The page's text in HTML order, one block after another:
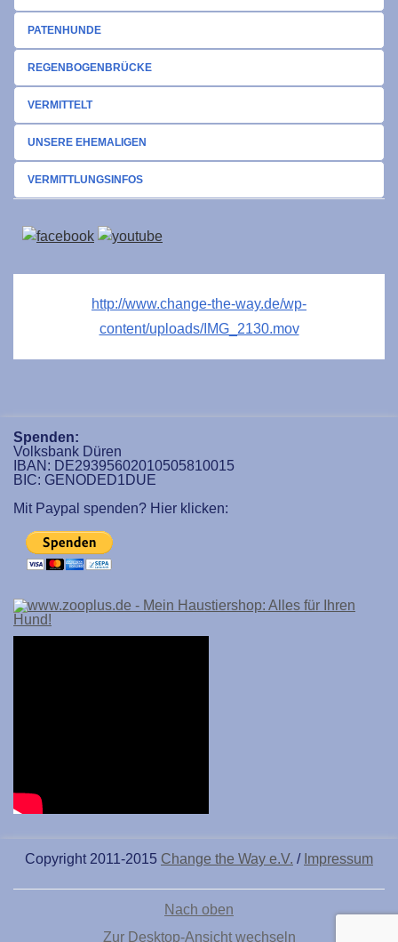
PATENHUNDE
REGENBOGENBRÜCKE
VERMITTELT
UNSERE EHEMALIGEN
VERMITTLUNGSINFOS
http://www.change-the-way.de/wp-
content/uploads/IMG_2130.mov
Spenden:
Volksbank Düren
IBAN: DE29395602010505810015
BIC: GENODED1DUE
Mit Paypal spenden? Hier klicken:
Copyright 2011-2015 Change the Way e.V. / Impressum
Nach oben
Zur Desktop-Ansicht wechseln